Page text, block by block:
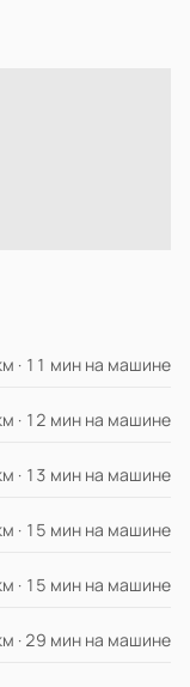
· 11 мин на машине
· 12 мин на машине
· 13 мин на машине
· 15 мин на машине
· 15 мин на машине
· 29 мин на машине